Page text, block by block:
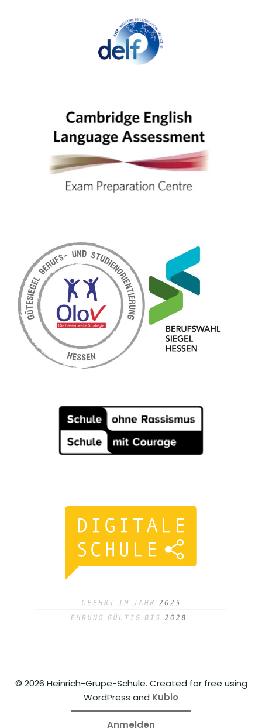
© 2026 Heinrich-Grupe-Schule. Created for free using
WordPress and Kubio
Anmelden